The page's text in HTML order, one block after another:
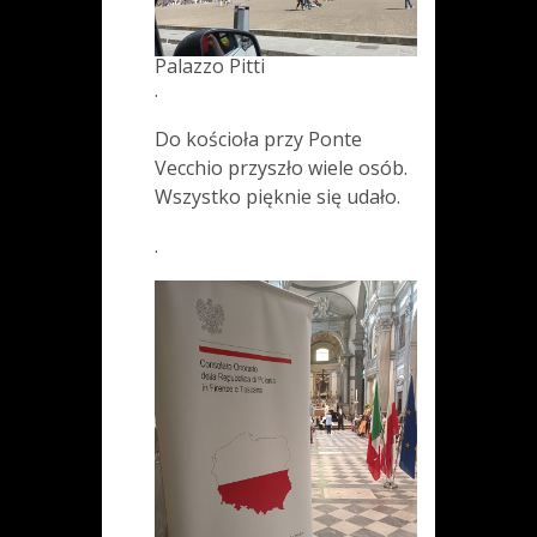
Palazzo Pitti
.
Do kościoła przy Ponte
Vecchio przyszło wiele osób.
Wszystko pięknie się udało.
.